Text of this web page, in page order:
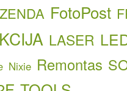
FotoPost
LASER
Nixie Remontas